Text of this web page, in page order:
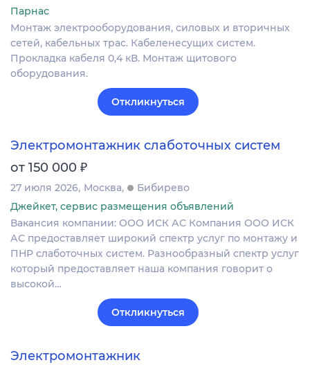
Парнас
Монтаж электрооборудования, силовых и вторичных
сетей, кабельных трас. Кабеленесущих систем.
Прокладка кабеля 0,4 кВ. Монтаж щитового
оборудования.
Откликнуться
Электромонтажник слаботочных систем
от 150 000 ₽
27 июля 2026 Москва
Бибирево
Джейкет, сервис размещения объявлений
Вакансия компании: ООО ИСК АС Компания ООО ИСК
АС предоставляет широкий спектр услуг по монтажу и
ПНР слаботочных систем. Разнообразный спектр услуг
который предоставляет наша компания говорит о
высокой…
Откликнуться
Электромонтажник